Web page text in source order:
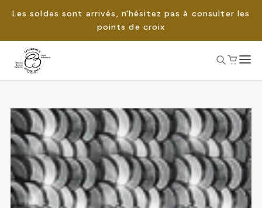
Les soldes sont arrivés, n'hésitez pas à consulter les
points de croix
Passer